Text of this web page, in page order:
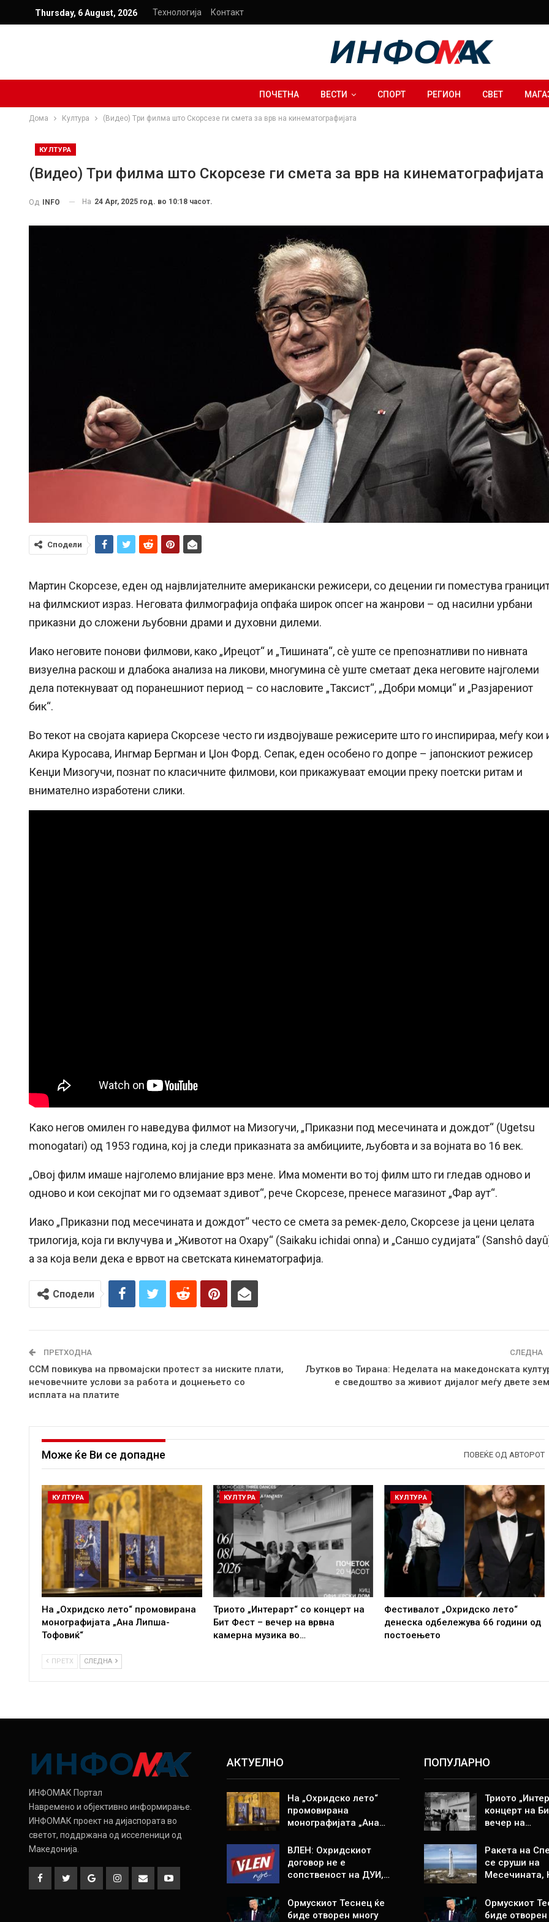
Thursday, 6 August, 2026 Технологија Контакт
ПОЧЕТНА ВЕСТИ СПОРТ РЕГИОН СВЕТ
Дома Култура (Видео) Tри филма што Скорсезе ги смета за врв на кинематографијата
КУЛТУРА
(Видео) Tри филма што Скорсезе ги смета за врв на кинематографијата
Од INFO На 24 Apr, 2025 год. во 10:18 часот.
Сподели
Мартин Скорсезе, еден од највлијателните американски режисери, со децении ги поместува
на филмскиот израз. Неговата филмографија опфаќа широк опсег на жанрови – од насилни урбани
приказни до сложени љубовни драми и духовни дилеми.
Иако неговите понови филмови, како „Ирецот“ и „Тишината“, сè уште се препознатливи по нивната
визуелна раскош и длабока анализа на ликови, многумина сè уште сметаат дека неговите најголеми
дела потекнуваат од поранешниот период – со насловите „Таксист“, „Добри момци“ и „Разјарениот
бик“.
Во текот на својата кариера Скорсезе често ги издвојуваше режисерите што го инспирираа, меѓу кои
Акира Куросава, Ингмар Бергман и Џон Форд. Сепак, еден особено го допре – јапонскиот режисер
Кенџи Мизогучи, познат по класичните филмови, кои прикажуваат емоции преку поетски ритам и
внимателно изработени слики.
Како негов омилен го наведува филмот на Мизогучи, „Приказни под месечината и дождот“ (Ugetsu
monogatari) од 1953 година, кој ја следи приказната за амбициите, љубовта и за војната во 16 век.
„Овој филм имаше најголемо влијание врз мене. Има моменти во тој филм што ги гледав одново и
одново и кои секојпат ми го одземаат здивот“, рече Скорсезе, пренесе магазинот „Фар аут“.
Иако „Приказни под месечината и дождот“ често се смета за ремек-дело, Скорсезе ја цени целата
трилогија, која ги вклучува и „Животот на Охару“ (Saikaku ichidai onna) и „Саншо судијата“ (Sanshô
а за која вели дека е врвот на светската кинематографија.
Сподели
ПРЕТХОДНА
ССМ повикува на првомајски протест за ниските плати,
нечовечните услови за работа и доцнењето со
исплата на платите
СЛЕДНА
Љутков во Тирана: Неделата на македонската
е сведоштво за живиот дијалог меѓу двете
Може ќе Ви се допадне ПОВЕЌЕ ОД АВТОРОТ
КУЛТУРА
На „Охридско лето“ промовирана
монографијата „Ана Липша-
Тофовиќ“
КУЛТУРА
Триото „Интерарт“ со концерт на
Бит Фест – вечер на врвна
камерна музика во…
КУЛТУРА
Фестивалот „Охридско лето“
денеска одбележува 66 години од
постоењето
ПРЕТХ СЛЕДНА
ИНФОМАК Портал
Навремено и објективно информирање.
ИНФОМАК проект на дијаспората во
светот, поддржана од исселеници од
Македонија.
АКТУЕЛНО
На „Охридско лето“
промовирана
монографијата „Ана…
ВЛЕН: Охридскиот
договор не е
сопственост на ДУИ,…
Ормускиот Теснец ќе
биде отворен многу
ПОПУЛАРНО
Триото
концерт на
вечер на…
Ракета на
се сруши на
Месечината,
Ормускиот
биде отворен